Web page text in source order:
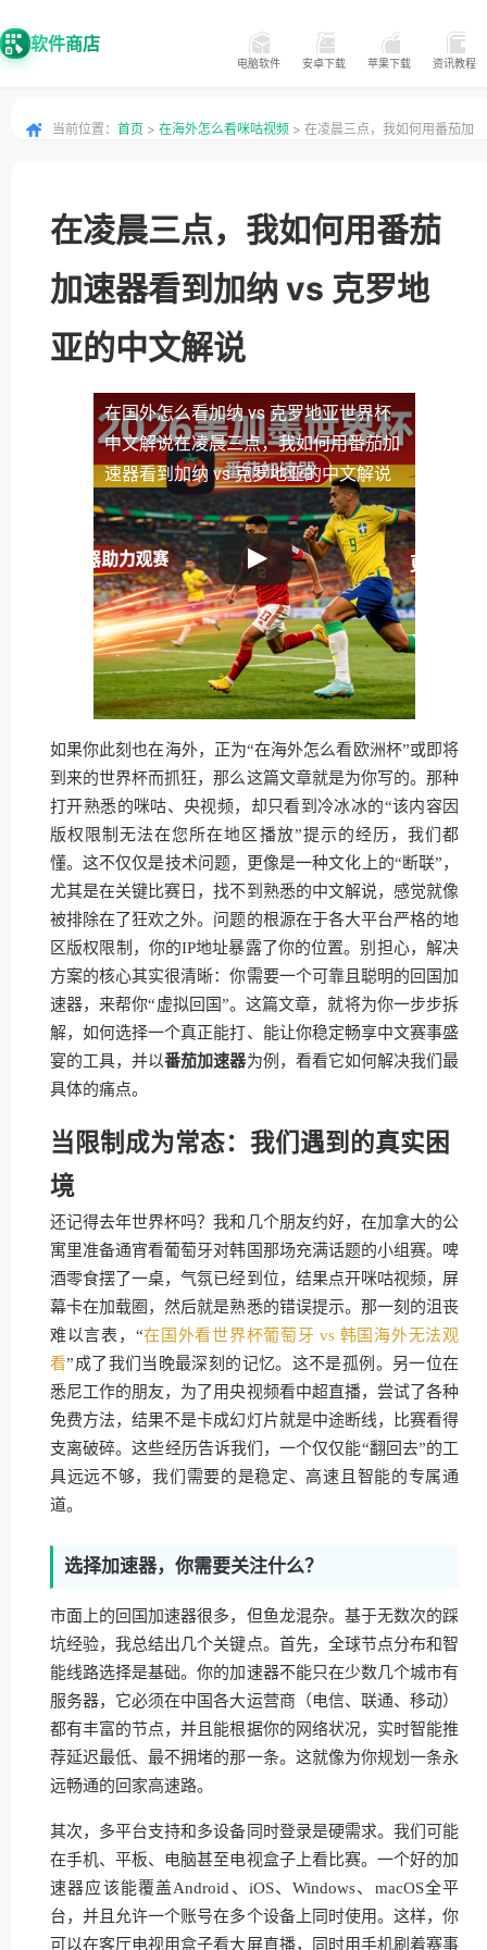
软件商店
电脑软件 安卓下载 苹果下载 资讯教程
当前位置： 首页 > 在海外怎么看咪咕视频 > 在凌晨三点，我如何用番茄加
在凌晨三点，我如何用番茄
加速器看到加纳 vs 克罗地
亚的中文解说
在国外怎么看加纳 vs 克罗地亚世界杯
中文解说在凌晨三点，我如何用番茄加
速器看到加纳 vs 克罗地亚的中文解说
如果你此刻也在海外，正为“在海外怎么看欧洲杯”或即将
到来的世界杯而抓狂，那么这篇文章就是为你写的。那种
打开熟悉的咪咕、央视频，却只看到冷冰冰的“该内容因
版权限制无法在您所在地区播放”提示的经历，我们都
懂。这不仅仅是技术问题，更像是一种文化上的“断联”，
尤其是在关键比赛日，找不到熟悉的中文解说，感觉就像
被排除在了狂欢之外。问题的根源在于各大平台严格的地
区版权限制，你的IP地址暴露了你的位置。别担心，解决
方案的核心其实很清晰：你需要一个可靠且聪明的回国加
速器，来帮你“虚拟回国”。这篇文章，就将为你一步步拆
解，如何选择一个真正能打、能让你稳定畅享中文赛事盛
宴的工具，并以番茄加速器为例，看看它如何解决我们最
具体的痛点。
当限制成为常态：我们遇到的真实困
境
还记得去年世界杯吗？我和几个朋友约好，在加拿大的公
寓里准备通宵看葡萄牙对韩国那场充满话题的小组赛。啤
酒零食摆了一桌，气氛已经到位，结果点开咪咕视频，屏
幕卡在加载圈，然后就是熟悉的错误提示。那一刻的沮丧
难以言表，“在国外看世界杯葡萄牙 vs 韩国海外无法观
看”成了我们当晚最深刻的记忆。这不是孤例。另一位在
悉尼工作的朋友，为了用央视频看中超直播，尝试了各种
免费方法，结果不是卡成幻灯片就是中途断线，比赛看得
支离破碎。这些经历告诉我们，一个仅仅能“翻回去”的工
具远远不够，我们需要的是稳定、高速且智能的专属通
道。
选择加速器，你需要关注什么？
市面上的回国加速器很多，但鱼龙混杂。基于无数次的踩
坑经验，我总结出几个关键点。首先，全球节点分布和智
能线路选择是基础。你的加速器不能只在少数几个城市有
服务器，它必须在中国各大运营商（电信、联通、移动）
都有丰富的节点，并且能根据你的网络状况，实时智能推
荐延迟最低、最不拥堵的那一条。这就像为你规划一条永
远畅通的回家高速路。
其次，多平台支持和多设备同时登录是硬需求。我们可能
在手机、平板、电脑甚至电视盒子上看比赛。一个好的加
速器应该能覆盖Android、iOS、Windows、macOS全平
台，并且允许一个账号在多个设备上同时使用。这样，你
可以在客厅电视用盒子看大屏直播，同时用手机刷着赛事